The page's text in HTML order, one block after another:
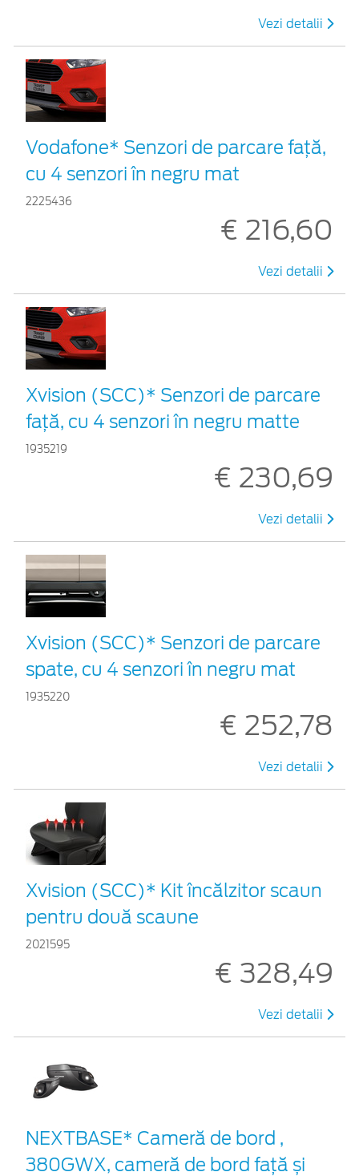
Vezi detalii
Vodafone* Senzori de parcare față,
cu 4 senzori în negru mat
2225436
€ 216,60
Vezi detalii
Xvision (SCC)* Senzori de parcare
faţă, cu 4 senzori în negru matte
1935219
€ 230,69
Vezi detalii
Xvision (SCC)* Senzori de parcare
spate, cu 4 senzori în negru mat
1935220
€ 252,78
Vezi detalii
Xvision (SCC)* Kit încălzitor scaun
pentru două scaune
2021595
€ 328,49
Vezi detalii
NEXTBASE* Cameră de bord ,
380GWX, cameră de bord față și